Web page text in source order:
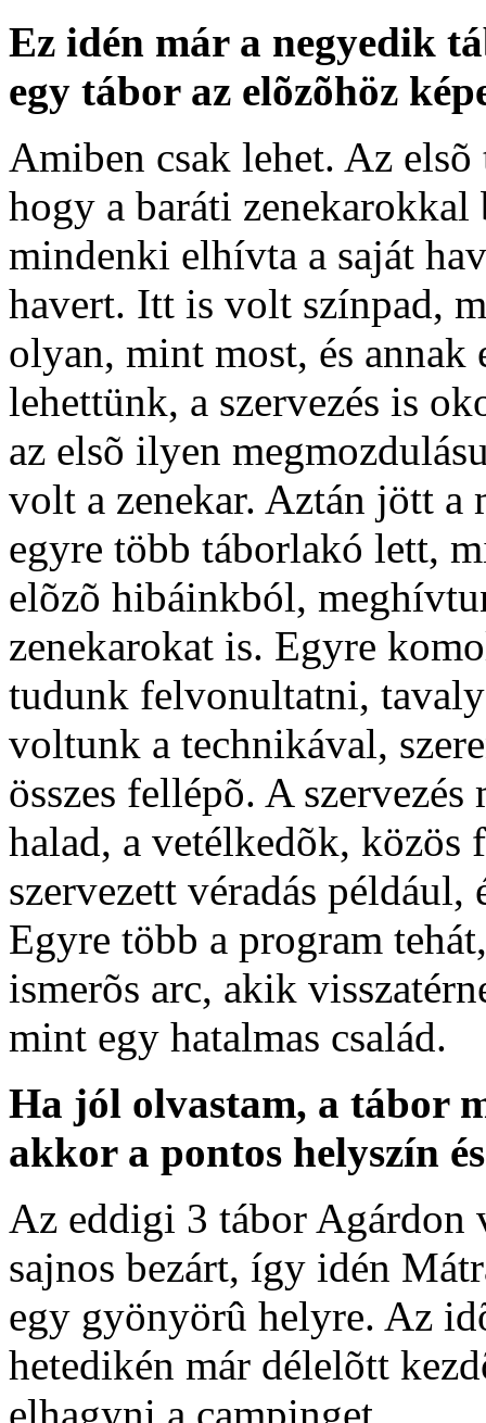
Ez idén már a negyedik
egy tábor az elõzõhöz
Amiben csak lehet. Az
hogy a baráti
mindenki elhívta a saját
havert. Itt is volt színpad,
olyan, mint most, és
lehettünk, a szervezés is
az elsõ ilyen
volt a zenekar. Aztán jött a
egyre több táborlakó lett,
elõzõ hibáinkból,
zenekarokat is. Egyre
tudunk felvonultatni,
voltunk a technikával,
összes fellépõ. A
halad, a vetélkedõk,
szervezett véradás
Egyre több a program
ismerõs arc, akik
mint egy hatalmas család.
Ha jól olvastam, a tábor
akkor a pontos helyszín
Az eddigi 3 tábor
sajnos bezárt, így idén
egy gyönyörû helyre. Az
hetedikén már délelõtt
elhagyni a campinget.